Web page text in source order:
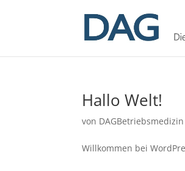
Hallo Welt!
von DAGBetriebsmedizin
Willkommen bei